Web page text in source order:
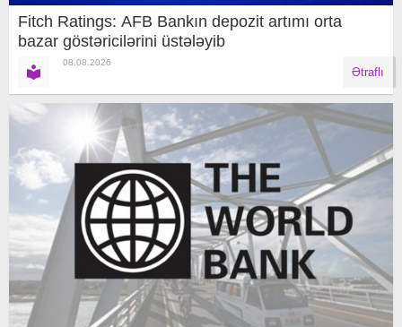
Fitch Ratings: AFB Bankın depozit artımı orta
bazar göstəricilərini üstələyib
08.08.2026
Ətraflı